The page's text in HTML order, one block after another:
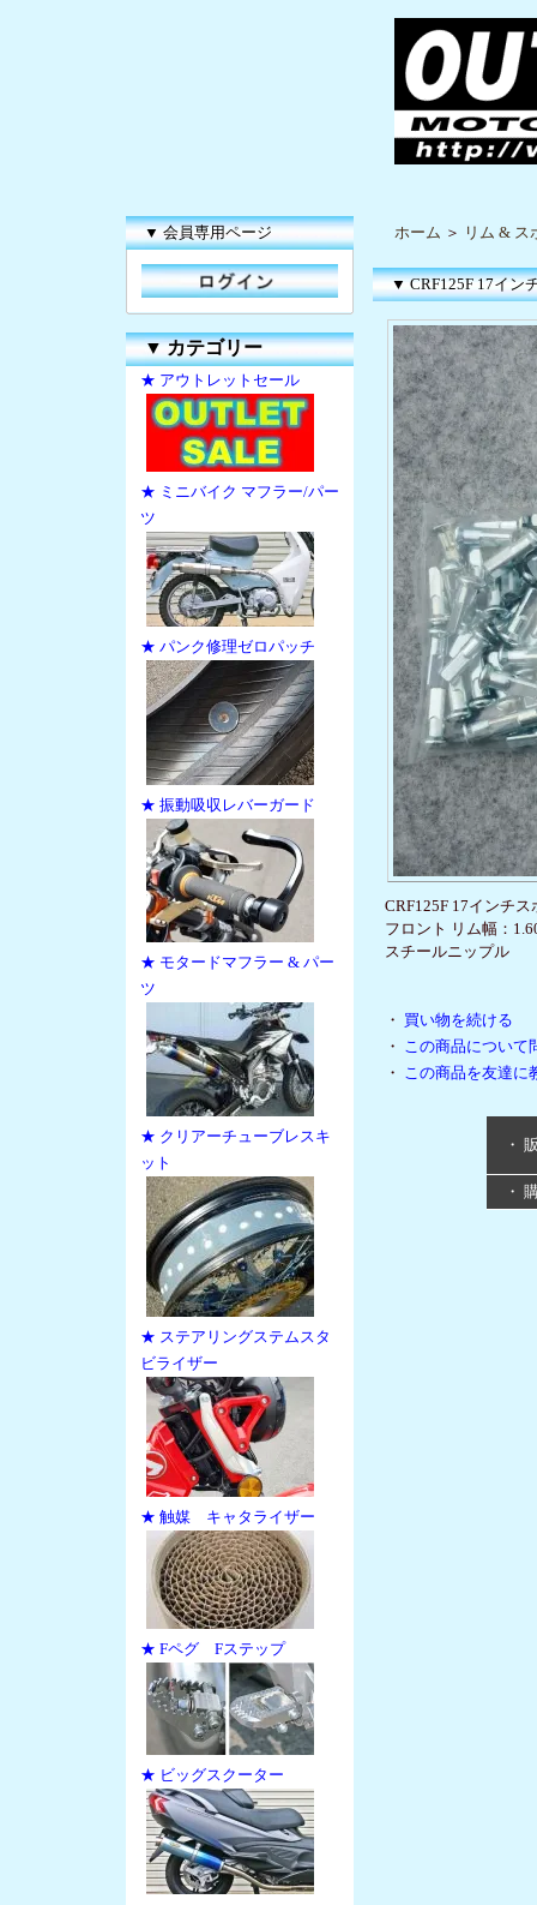
▼ 会員専用ページ
▼カテゴリー
★ アウトレットセール
★ ミニバイク マフラー/パー
ツ
★ パンク修理ゼロパッチ
★ 振動吸収レバーガード
★ モタードマフラー & パー
ツ
★ クリアーチューブレスキ
ット
★ ステアリングステムスタ
ビライザー
★ 触媒 キャタライザー
★ Fペグ Fステップ
★ ビッグスクーター
ホーム ＞ リム & ス
▼ CRF125F 17イ
CRF125F 17インチ
フロント リム幅：
スチールニップル
・ 買い物を続ける
・ この商品について
・ この商品を友達に
・
・